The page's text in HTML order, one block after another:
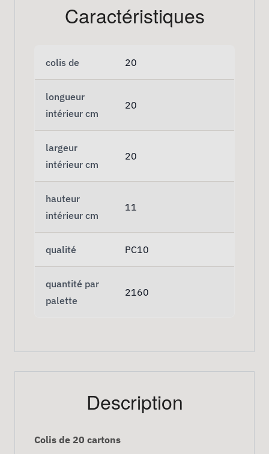
Caractéristiques
colis de 20
longueur
intérieur cm
20
largeur
intérieur cm
20
hauteur
intérieur cm
11
qualité PC10
quantité par
palette
2160
Description
Colis de 20 cartons